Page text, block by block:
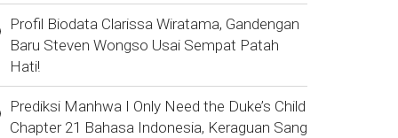
Profil Biodata Clarissa Wiratama, Gandengan
Baru Steven Wongso Usai Sempat Patah
Hati!
Prediksi Manhwa I Only Need the Duke’s Child
Chapter 21 Bahasa Indonesia, Keraguan Sang